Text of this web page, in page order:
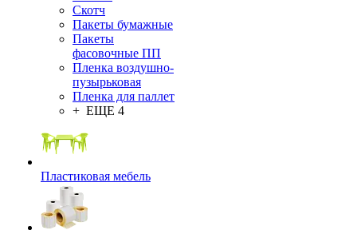
Скотч
Пакеты бумажные
Пакеты
фасовочные ПП
Пленка воздушно-
пузырьковая
Пленка для паллет
+ ЕЩЕ 4
Пластиковая мебель